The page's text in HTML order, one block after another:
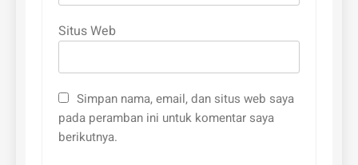
Situs Web
Simpan nama, email, dan situs web saya
pada peramban ini untuk komentar saya
berikutnya.